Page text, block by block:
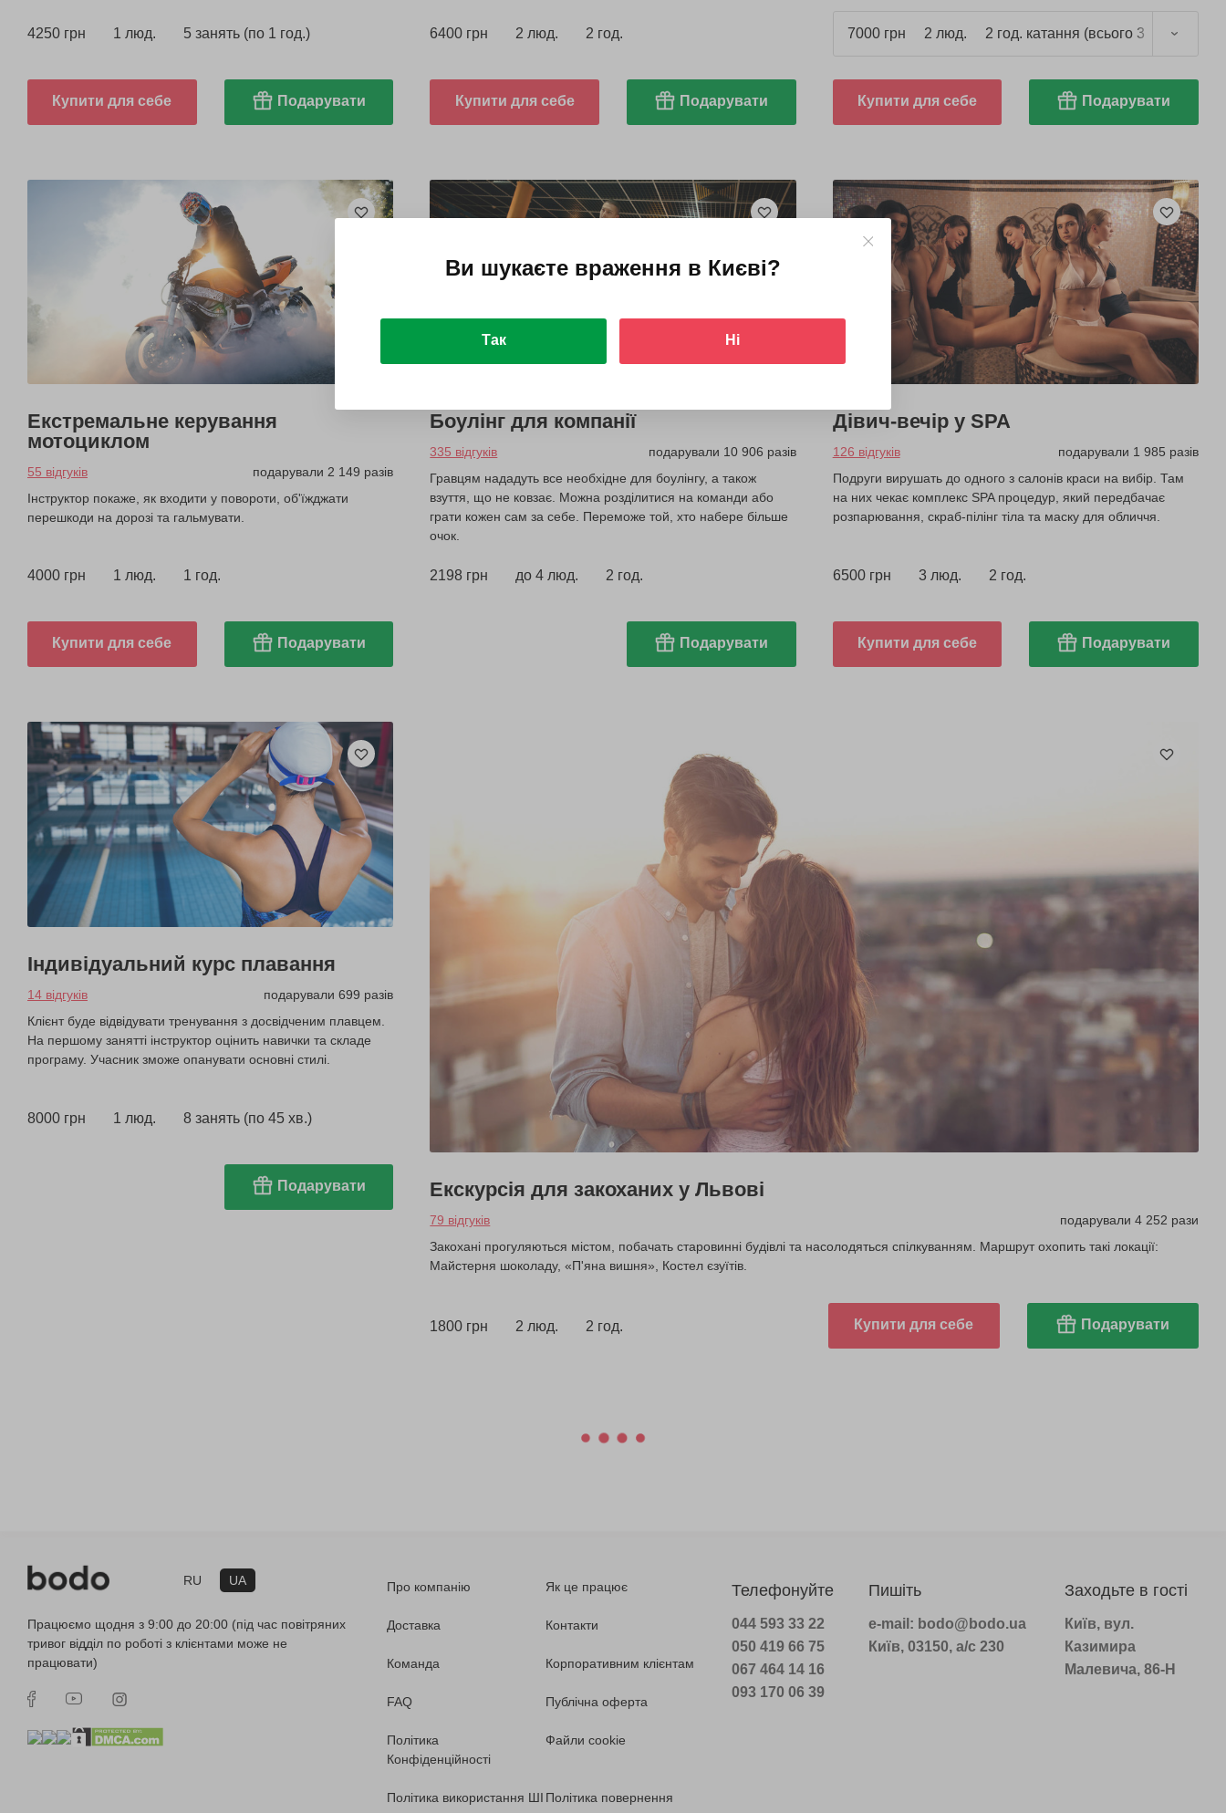
4250 грн 1 люд. 5 занять (по 1 год.)
Купити для себе Подарувати
6400 грн 2 люд. 2 год.
Купити для себе Подарувати
7000 грн 2 люд. 2 год. катання (всього 3 год.)
Купити для себе Подарувати
Екстремальне керування
мотоциклом
55 відгуків
подарували 2 149 разів
Інструктор покаже, як входити у повороти, об'їжджати
перешкоди на дорозі та гальмувати.
4000 грн 1 люд. 1 год.
Купити для себе Подарувати
Боулінг для компанії
335 відгуків
подарували 10 906 разів
Гравцям нададуть все необхідне для боулінгу, а також
взуття, що не ковзає. Можна розділитися на команди або
грати кожен сам за себе. Переможе той, хто набере більше
очок.
2198 грн до 4 люд. 2 год.
Подарувати
Дівич-вечір у SPA
126 відгуків
подарували 1 985 разів
Подруги вирушать до одного з салонів краси на вибір. Там
на них чекає комплекс SPA процедур, який передбачає
розпарювання, скраб-пілінг тіла та маску для обличчя.
6500 грн 3 люд. 2 год.
Купити для себе Подарувати
Індивідуальний курс плавання
14 відгуків
подарували 699 разів
Клієнт буде відвідувати тренування з досвідченим плавцем.
На першому занятті інструктор оцінить навички та складе
програму. Учасник зможе опанувати основні стилі.
8000 грн 1 люд. 8 занять (по 45 хв.)
Подарувати Екскурсія для закоханих у Львові
79 відгуків
подарували 4 252 рази
Закохані прогуляються містом, побачать старовинні будівлі та насолодяться спілкуванням. Маршрут охопить такі локації:
Майстерня шоколаду, «П'яна вишня», Костел єзуїтів.
1800 грн 2 люд. 2 год. Купити для себе Подарувати
RU UA
Працюємо щодня з 9:00 до 20:00 (під час повітряних
тривог відділ по роботі з клієнтами може не
працювати)
Про компанію Як це працює
Доставка Контакти
Команда Корпоративним клієнтам
FAQ Публічна оферта
Політика
Конфіденційності
Файли cookie
Політика використання ШІ Політика повернення
Телефонуйте
044 593 33 22
050 419 66 75
067 464 14 16
093 170 06 39
Пишіть
e-mail: bodo@bodo.ua
Київ, 03150, а/с 230
Заходьте в гості
Київ, вул.
Казимира
Малевича, 86-Н
Ви шукаєте враження в Києві?
Так Ні